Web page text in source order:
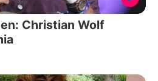
Christian Wolf